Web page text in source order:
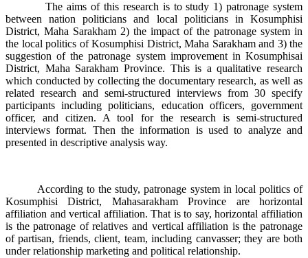
The aims of this research is to study 1) patronage system
between nation politicians and local politicians in Kosumphisi
District, Maha Sarakham 2) the impact of the patronage system in
the local politics of Kosumphisi District, Maha Sarakham and 3) the
suggestion of the patronage system improvement in Kosumphisai
District, Maha Sarakham Province. This is a qualitative research
which conducted by collecting the documentary research, as well as
related research and semi-structured interviews from 30 specify
participants including politicians, education officers, government
officer, and citizen. A tool for the research is semi-structured
interviews format. Then the information is used to analyze and
presented in descriptive analysis way.
According to the study, patronage system in local politics of
Kosumphisi District, Mahasarakham Province are horizontal
affiliation and vertical affiliation. That is to say, horizontal affiliation
is the patronage of relatives and vertical affiliation is the patronage
of partisan, friends, client, team, including canvasser; they are both
under relationship marketing and political relationship.